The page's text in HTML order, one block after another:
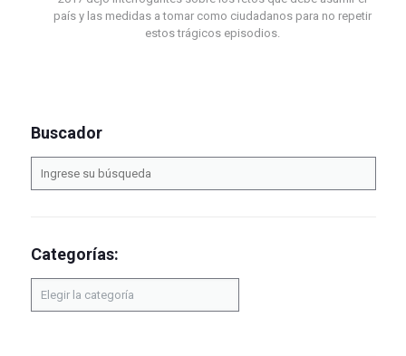
país y las medidas a tomar como ciudadanos para no repetir
estos trágicos episodios.
Buscador
Categorías: